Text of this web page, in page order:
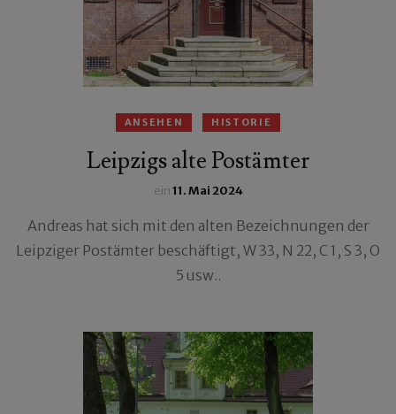
ANSEHEN HISTORIE
Leipzigs alte Postämter
ein11. Mai 2024
Andreas hat sich mit den alten Bezeichnungen der
Leipziger Postämter beschäftigt, W 33, N 22, C 1, S 3, O
5 usw..